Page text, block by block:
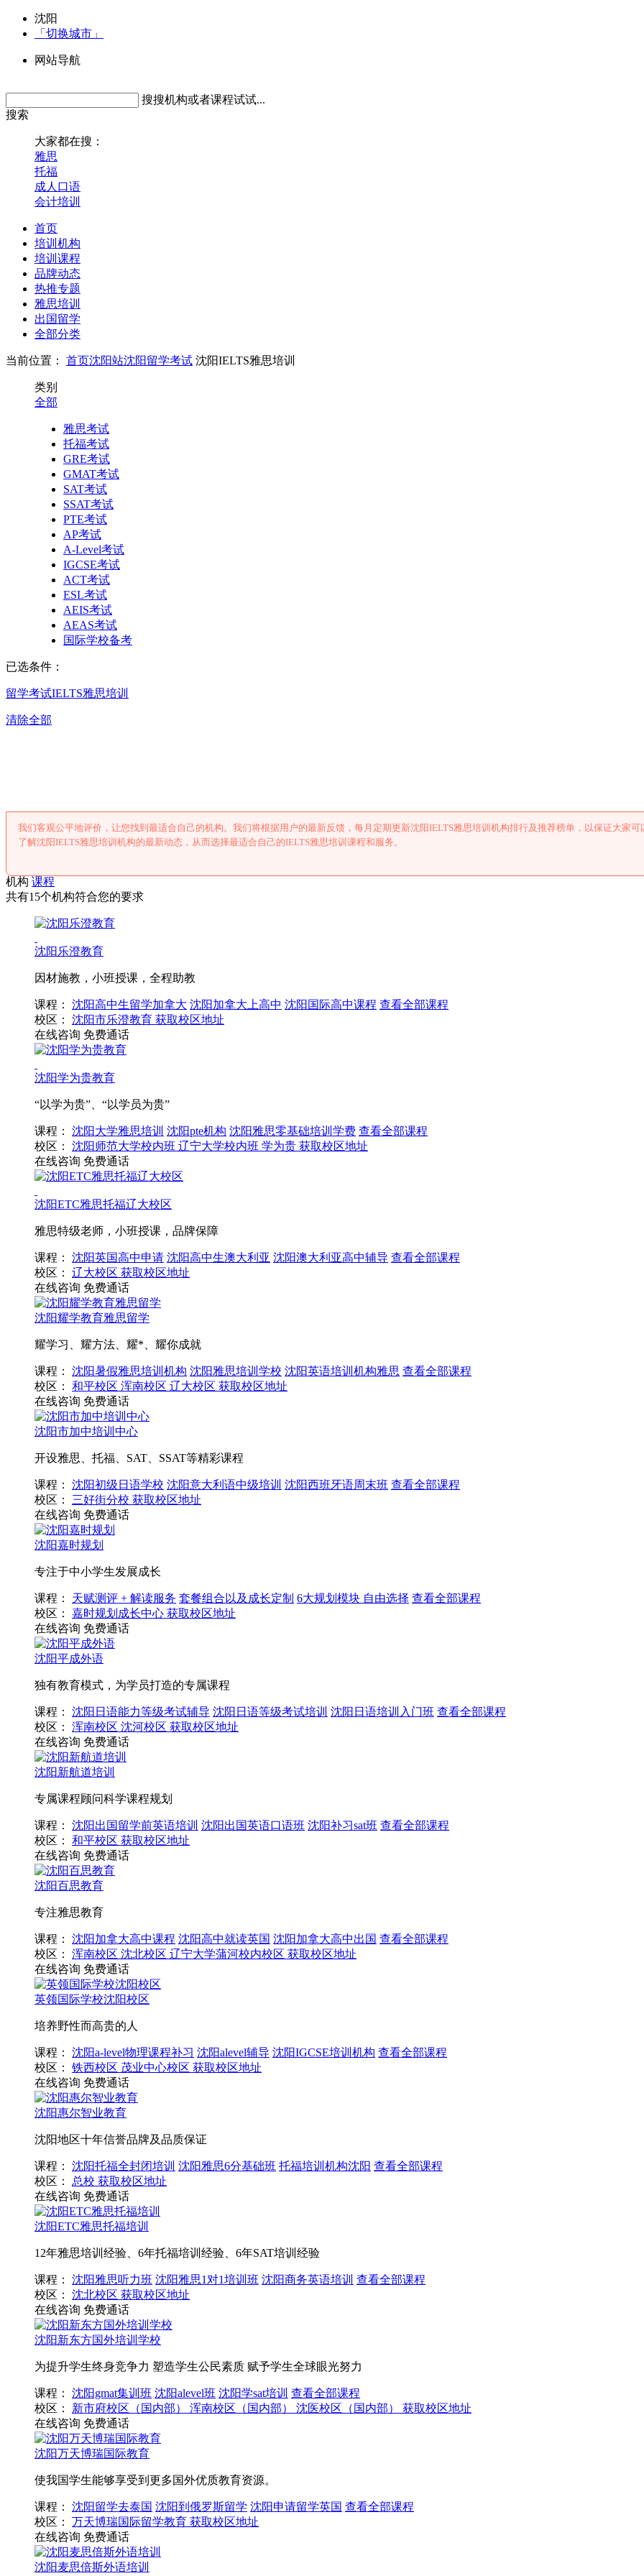
沈阳
「切换城市」
网站导航
搜搜机构或者课程试试...
搜索
大家都在搜：
雅思
托福
成人口语
会计培训
首页
培训机构
培训课程
品牌动态
热推专题
雅思培训
出国留学
全部分类
当前位置： 首页沈阳站沈阳留学考试 沈阳IELTS雅思培训
类别
全部
雅思考试
托福考试
GRE考试
GMAT考试
SAT考试
SSAT考试
PTE考试
AP考试
A-Level考试
IGCSE考试
ACT考试
ESL考试
AEIS考试
AEAS考试
国际学校备考
已选条件：
留学考试IELTS雅思培训
清除全部
我们客观公平地评价，让您找到最适合自己的机构。我们将根据用户的最新反馈，每月定期更新沈阳IELTS雅思培训机构排行及推荐榜单，以保证大家可
了解沈阳IELTS雅思培训机构的最新动态，从而选择最适合自己的IELTS雅思培训课程和服务。
机构 课程
共有15个机构符合您的要求
沈阳乐澄教育
因材施教，小班授课，全程助教
课程： 沈阳高中生留学加拿大 沈阳加拿大上高中 沈阳国际高中课程 查看全部课程
校区：
沈阳市乐澄教育 获取校区地址
在线咨询 免费通话
沈阳学为贵教育
“以学为贵”、“以学员为贵”
课程： 沈阳大学雅思培训 沈阳pte机构 沈阳雅思零基础培训学费 查看全部课程
校区：
沈阳师范大学校内班 辽宁大学校内班 学为贵 获取校区地址
在线咨询 免费通话
沈阳ETC雅思托福辽大校区
雅思特级老师，小班授课，品牌保障
课程： 沈阳英国高中申请 沈阳高中生澳大利亚 沈阳澳大利亚高中辅导 查看全部课程
校区：
辽大校区 获取校区地址
在线咨询 免费通话
沈阳耀学教育雅思留学
耀学习、耀方法、耀*、耀你成就
课程： 沈阳暑假雅思培训机构 沈阳雅思培训学校 沈阳英语培训机构雅思 查看全部课程
校区：
和平校区 浑南校区 辽大校区 获取校区地址
在线咨询 免费通话
沈阳市加中培训中心
开设雅思、托福、SAT、SSAT等精彩课程
课程： 沈阳初级日语学校 沈阳意大利语中级培训 沈阳西班牙语周末班 查看全部课程
校区：
三好街分校 获取校区地址
在线咨询 免费通话
沈阳嘉时规划
专注于中小学生发展成长
课程： 天赋测评 + 解读服务 套餐组合以及成长定制 6大规划模块 自由选择 查看全部课程
校区：
嘉时规划成长中心 获取校区地址
在线咨询 免费通话
沈阳平成外语
独有教育模式，为学员打造的专属课程
课程： 沈阳日语能力等级考试辅导 沈阳日语等级考试培训 沈阳日语培训入门班 查看全部课程
校区：
浑南校区 沈河校区 获取校区地址
在线咨询 免费通话
沈阳新航道培训
专属课程顾问科学课程规划
课程： 沈阳出国留学前英语培训 沈阳出国英语口语班 沈阳补习sat班 查看全部课程
校区：
和平校区 获取校区地址
在线咨询 免费通话
沈阳百思教育
专注雅思教育
课程： 沈阳加拿大高中课程 沈阳高中就读英国 沈阳加拿大高中出国 查看全部课程
校区：
浑南校区 沈北校区 辽宁大学蒲河校内校区 获取校区地址
在线咨询 免费通话
英领国际学校沈阳校区
培养野性而高贵的人
课程： 沈阳a-level物理课程补习 沈阳alevel辅导 沈阳IGCSE培训机构 查看全部课程
校区：
铁西校区 茂业中心校区 获取校区地址
在线咨询 免费通话
沈阳惠尔智业教育
沈阳地区十年信誉品牌及品质保证
课程： 沈阳托福全封闭培训 沈阳雅思6分基础班 托福培训机构沈阳 查看全部课程
校区：
总校 获取校区地址
在线咨询 免费通话
沈阳ETC雅思托福培训
12年雅思培训经验、6年托福培训经验、6年SAT培训经验
课程： 沈阳雅思听力班 沈阳雅思1对1培训班 沈阳商务英语培训 查看全部课程
校区：
沈北校区 获取校区地址
在线咨询 免费通话
沈阳新东方国外培训学校
为提升学生终身竞争力 塑造学生公民素质 赋予学生全球眼光努力
课程： 沈阳gmat集训班 沈阳alevel班 沈阳学sat培训 查看全部课程
校区：
新市府校区（国内部） 浑南校区（国内部） 沈医校区（国内部）
获取校区地址
在线咨询 免费通话
沈阳万天博瑞国际教育
使我国学生能够享受到更多国外优质教育资源。
课程： 沈阳留学去泰国 沈阳到俄罗斯留学 沈阳申请留学英国 查看全部课程
校区：
万天博瑞国际留学教育 获取校区地址
在线咨询 免费通话
沈阳麦思倍斯外语培训